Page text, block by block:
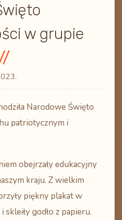
w grupie
.
Narodowe Święto
patriotycznym i
obejrzały edukacyjny
kraju. Z wielkim
piękny plakat w
godło z papieru.